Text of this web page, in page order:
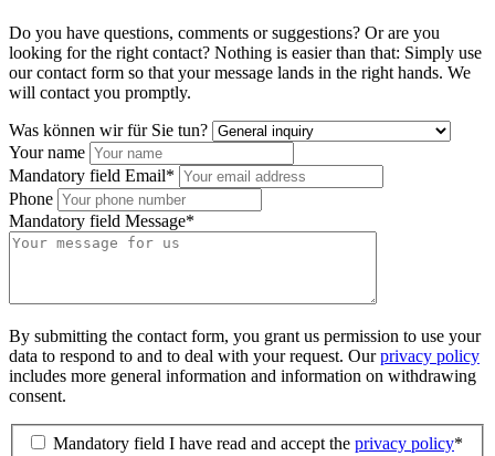
Do you have questions, comments or suggestions? Or are you
looking for the right contact? Nothing is easier than that: Simply use
our contact form so that your message lands in the right hands. We
will contact you promptly.
Was können wir für Sie tun?
Your name
Mandatory field Email*
Phone
Mandatory field Message*
By submitting the contact form, you grant us permission to use your
data to respond to and to deal with your request. Ourprivacy policy
includes more general information and information on withdrawing
consent.
Mandatory field I have read and accept the privacy policy*